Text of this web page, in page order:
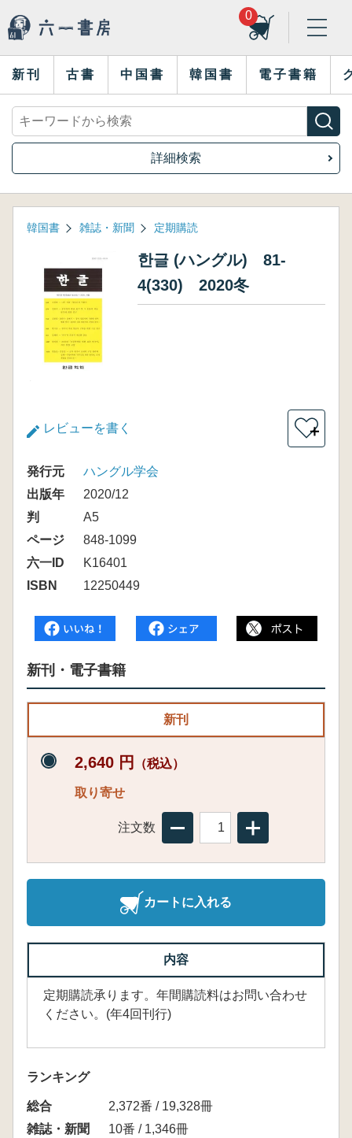
0
新刊 古書 中国書 韓国書 電子書籍
詳細検索
韓国書 雑誌・新聞 定期購読
한글 (ハングル) 81-
4(330) 2020冬
レビューを書く ＋
発行元
ハングル学会
出版年
2020/12
判
A5
ページ
848-1099
六一ID
K16401
ISBN
12250449
新刊・電子書籍
新刊
2,640 円 （税込）
取り寄せ
注文数
カートに入れる
内容
定期購読承ります。年間購読料はお問い合わせ
ください。(年4回刊行)
ランキング
総合
2,372番 / 19,328冊
雑誌・新聞
10番 / 1,346冊